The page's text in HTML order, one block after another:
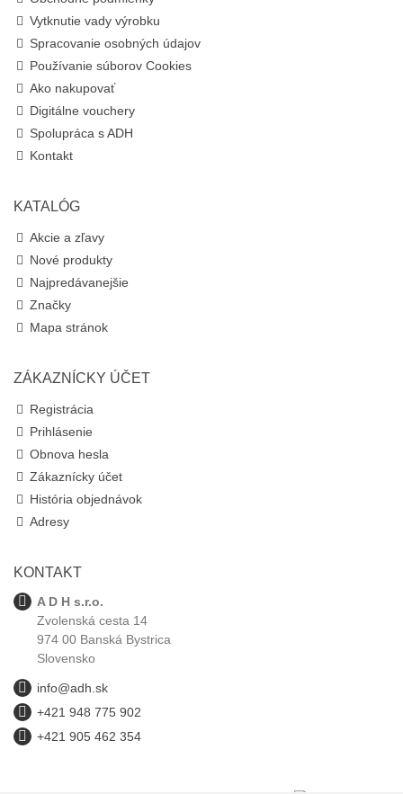
Vytknutie vady výrobku
Spracovanie osobných údajov
Používanie súborov Cookies
Ako nakupovať
Digitálne vouchery
Spolupráca s ADH
Kontakt
KATALÓG
Akcie a zľavy
Nové produkty
Najpredávanejšie
Značky
Mapa stránok
ZÁKAZNÍCKY ÚČET
Registrácia
Prihlásenie
Obnova hesla
Zákaznícky účet
História objednávok
Adresy
KONTAKT
A D H s.r.o.
Zvolenská cesta 14
974 00 Banská Bystrica
Slovensko
info@adh.sk
+421 948 775 902
+421 905 462 354